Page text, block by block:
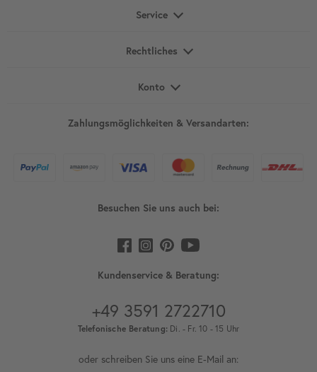
Service
Rechtliches
Konto
Zahlungsmöglichkeiten & Versandarten:
Besuchen Sie uns auch bei:
Kundenservice & Beratung:
+49 3591 2722710
Telefonische Beratung: Di. - Fr. 10 - 15 Uhr
oder schreiben Sie uns eine E-Mail an: